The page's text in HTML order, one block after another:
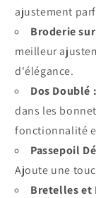
ajustement
Broderie
meilleur
d'élégance.
Dos Doublé :
dans les
fonctionnalité
Passepoil
Ajoute une
Bretelles et